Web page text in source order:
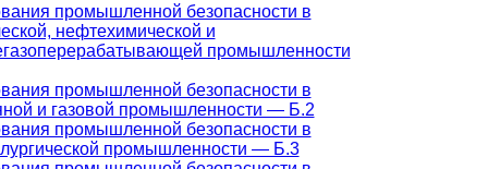
промышленной безопасности в
нефтехимической и
промышленности
промышленной безопасности в
и газовой промышленности — Б.2
промышленной безопасности в
промышленности — Б.3